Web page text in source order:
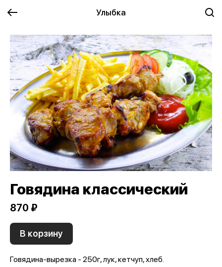
Улыбка
Говядина классический
870 ₽
В корзину
Говядина-вырезка - 250г, лук, кетчуп, хлеб.